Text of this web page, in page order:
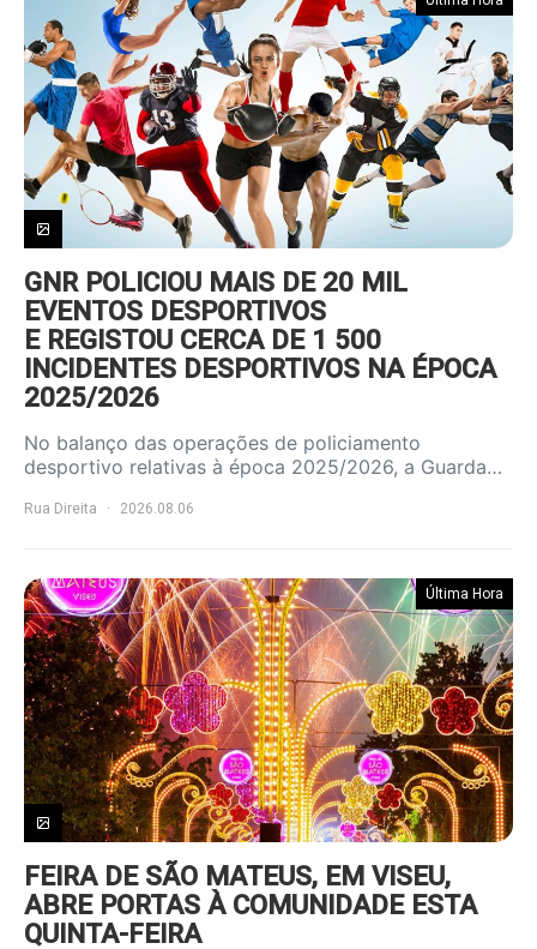
GNR POLICIOU MAIS DE 20 MIL
EVENTOS DESPORTIVOS
E REGISTOU CERCA DE 1 500
INCIDENTES DESPORTIVOS NA ÉPOCA
2025/2026
No balanço das operações de policiamento
desportivo relativas à época 2025/2026, a Guarda…
Rua Direita 2026.08.06
Última Hora
FEIRA DE SÃO MATEUS, EM VISEU,
ABRE PORTAS À COMUNIDADE ESTA
QUINTA-FEIRA